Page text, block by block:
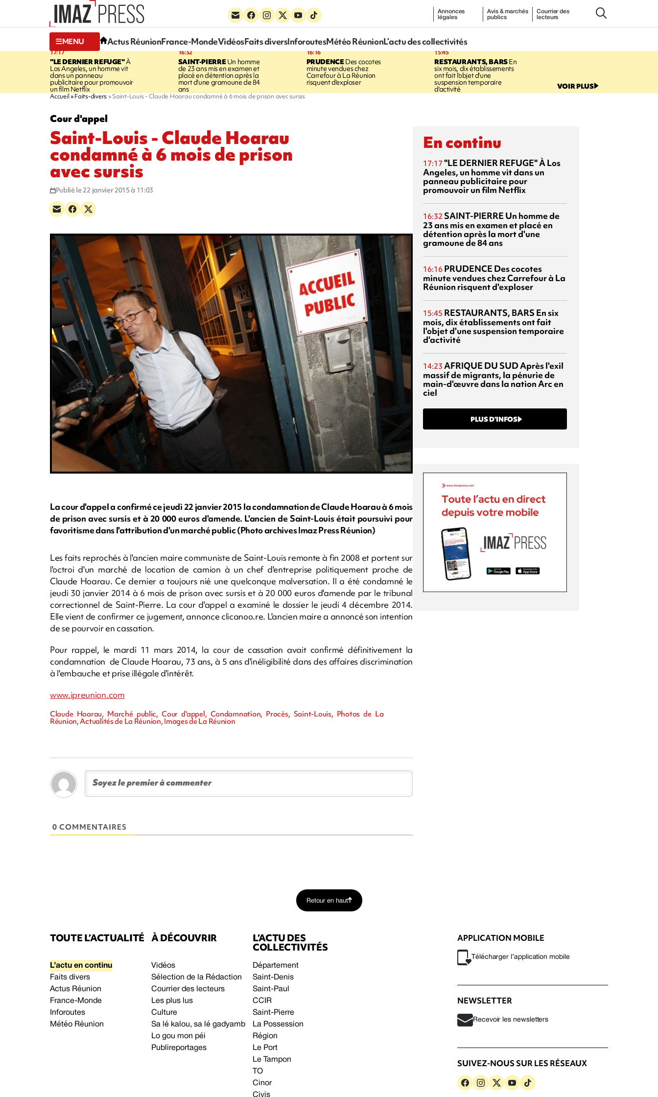
Annonces
légales
Avis & marchés
publics
Courrier des
lecteurs
MENU Actus RéunionFrance-MondeVidéosFaits diversInforoutesMétéo RéunionL’actu des collectivités
17:17
"LE DERNIER REFUGE"À
Los Angeles, un homme vit
dans un panneau
publicitaire pour promouvoir
un film Netflix
16:32
SAINT-PIERREUn homme
de 23 ans mis en examen et
placé en détention après la
mort d'une gramoune de 84
ans
16:16
PRUDENCEDes cocotes
minute vendues chez
Carrefour à La Réunion
risquent d'exploser
15:45
RESTAURANTS, BARSEn
six mois, dix établissements
ont fait l'objet d'une
suspension temporaire
d'activité VOIR PLUS
Accueil Faits-divers Saint-Louis - Claude Hoarau condamné à 6 mois de prison avec sursis
Cour d'appel
Saint-Louis - Claude Hoarau
condamné à 6 mois de prison
avec sursis
Publié le 22 janvier 2015 à 11:03
La cour d'appel a confirmé ce jeudi 22 janvier 2015 la condamnation de Claude Hoarau à 6 mois
de prison avec sursis et à 20 000 euros d'amende. L'ancien de Saint-Louis était poursuivi pour
favoritisme dans l'attribution d'un marché public (Photo archives Imaz Press Réunion)
Les faits reprochés à l'ancien maire communiste de Saint-Louis remonte à fin 2008 et portent sur
l'octroi d'un marché de location de camion à un chef d'entreprise politiquement proche de
Claude Hoarau. Ce dernier a toujours nié une quelconque malversation. Il a été condamné le
jeudi 30 janvier 2014 à 6 mois de prison avec sursis et à 20 000 euros d'amende par le tribunal
correctionnel de Saint-Pierre. La cour d'appel a examiné le dossier le jeudi 4 décembre 2014.
Elle vient de confirmer ce jugement, annonce clicanoo.re. L'ancien maire a annoncé son intention
de se pourvoir en cassation.
Pour rappel, le mardi 11 mars 2014, la cour de cassation avait confirmé définitivement la
condamnation de Claude Hoarau, 73 ans, à 5 ans d'inéligibilité dans des affaires discrimination
à l'embauche et prise illégale d'intérêt.
www.ipreunion.com
Claude Hoarau, Marché public, Cour d'appel, Condamnation, Procès, Saint-Louis, Photos de La
Réunion, Actualités de La Réunion, Images de La Réunion
0 COMMENTAIRES
En continu
17:17 "LE DERNIER REFUGE"À Los
Angeles, un homme vit dans un
panneau publicitaire pour
promouvoir un film Netflix
16:32 SAINT-PIERRE Un homme de
23 ans mis en examen et placé en
détention après la mort d'une
gramoune de 84 ans
16:16 PRUDENCE Des cocotes
minute vendues chez Carrefour à La
Réunion risquent d'exploser
15:45 RESTAURANTS, BARS En six
mois, dix établissements ont fait
l'objet d'une suspension temporaire
d'activité
14:23 AFRIQUE DU SUDAprès l'exil
massif de migrants, la pénurie de
main-d'œuvre dans la nation Arc en
ciel
PLUS D’INFOS
Retour en haut
TOUTE L’ACTUALITÉ
L’actu en continu
Faits divers
Actus Réunion
France-Monde
Inforoutes
Météo Réunion
À DÉCOUVRIR
Vidéos
Sélection de la Rédaction
Courrier des lecteurs
Les plus lus
Culture
Sa lé kalou, sa lé gadyamb
Lo gou mon péi
Publireportages
L’ACTU DES
COLLECTIVITÉS
Département
Saint-Denis
Saint-Paul
CCIR
Saint-Pierre
La Possession
Région
Le Port
Le Tampon
TO
Cinor
Civis
APPLICATION MOBILE
Télécharger l’application mobile
NEWSLETTER
Recevoir les newsletters
SUIVEZ-NOUS SUR LES RÉSEAUX